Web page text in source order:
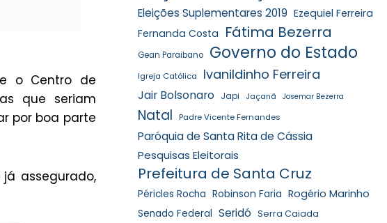
o Centro de
que seriam
por boa parte
assegurado,
Eleições Suplementares 2019 Ezequiel Ferreira
Fernanda Costa Fátima Bezerra
Gean Paraibano Governo do Estado
Igreja Católica Ivanildinho Ferreira
Jair Bolsonaro Japi Jaçanã Josemar Bezerra
Natal Padre Vicente Fernandes
Paróquia de Santa Rita de Cássia
Pesquisas Eleitorais
Prefeitura de Santa Cruz
Péricles Rocha Robinson Faria Rogério Marinho
Senado Federal Seridó Serra Caiada